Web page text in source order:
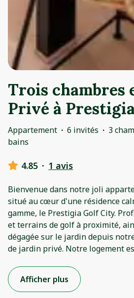
Trois chambres
Privé à Prestigia
Appartement · 6 invités · 3
bains
4.85 · 1 avis
Bienvenue dans notre joli
situé au cœur d'une résidence
gamme, le Prestigia Golf City.
et terrains de golf à proximité,
dégagée sur le jardin depuis
de jardin privé. Notre logement
Afficher plus